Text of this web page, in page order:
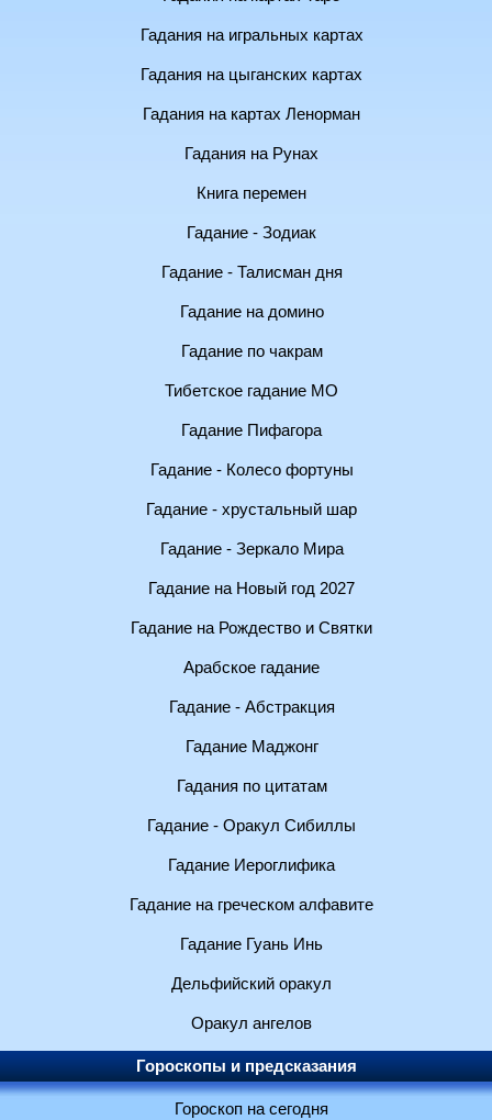
Гадания на игральных картах
Гадания на цыганских картах
Гадания на картах Ленорман
Гадания на Рунах
Книга перемен
Гадание - Зодиак
Гадание - Талисман дня
Гадание на домино
Гадание по чакрам
Тибетское гадание МО
Гадание Пифагора
Гадание - Колесо фортуны
Гадание - хрустальный шар
Гадание - Зеркало Мира
Гадание на Новый год 2027
Гадание на Рождество и Святки
Арабское гадание
Гадание - Абстракция
Гадание Маджонг
Гадания по цитатам
Гадание - Оракул Сибиллы
Гадание Иероглифика
Гадание на греческом алфавите
Гадание Гуань Инь
Дельфийский оракул
Оракул ангелов
Гороскопы и предсказания
Гороскоп на сегодня